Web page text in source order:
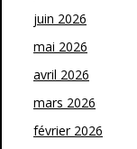
juin 2026
mai 2026
avril 2026
mars 2026
février 2026